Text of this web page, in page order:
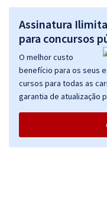
Assinatura
para concursos
O melhor custo
benefício para os seus
cursos para todas as
garantia de atualização